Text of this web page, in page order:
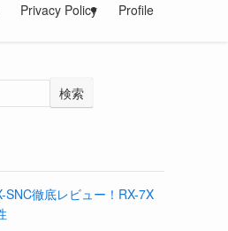
Privacy Policy Profile
検索
SNC徹底レビュー！RX-7X